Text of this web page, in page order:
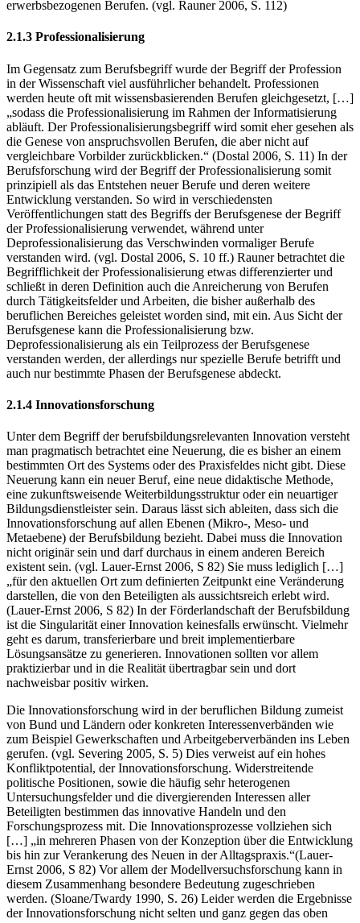
wurden. Sie befasst sich somit direkt mit der Entstehung von neuen
Im Gegensatz zum Berufsbegriff wurde der Begriff der Profession
in der Wissenschaft viel ausführlicher behandelt. Professionen
werden heute oft mit wissensbasierenden Berufen gleichgesetzt, […]
„sodass die Professionalisierung im Rahmen der Informatisierung
abläuft. Der Professionalisierungsbegriff wird somit eher gesehen als
die Genese von anspruchsvollen Berufen, die aber nicht auf
vergleichbare Vorbilder zurückblicken.“ (Dostal 2006, S. 11) In der
Berufsforschung wird der Begriff der Professionalisierung somit
prinzipiell als das Entstehen neuer Berufe und deren weitere
Entwicklung verstanden. So wird in verschiedensten
Veröffentlichungen statt des Begriffs der Berufsgenese der Begriff
der Professionalisierung verwendet, während unter
Deprofessionalisierung das Verschwinden vormaliger Berufe
verstanden wird. (vgl. Dostal 2006, S. 10 ff.) Rauner betrachtet die
Begrifflichkeit der Professionalisierung etwas differenzierter und
schließt in deren Definition auch die Anreicherung von Berufen
durch Tätigkeitsfelder und Arbeiten, die bisher außerhalb des
beruflichen Bereiches geleistet worden sind, mit ein. Aus Sicht der
Berufsgenese kann die Professionalisierung bzw.
Deprofessionalisierung als ein Teilprozess der Berufsgenese
verstanden werden, der allerdings nur spezielle Berufe betrifft und
Unter dem Begriff der berufsbildungsrelevanten Innovation versteht
man pragmatisch betrachtet eine Neuerung, die es bisher an einem
bestimmten Ort des Systems oder des Praxisfeldes nicht gibt. Diese
Neuerung kann ein neuer Beruf, eine neue didaktische Methode,
eine zukunftsweisende Weiterbildungsstruktur oder ein neuartiger
Bildungsdienstleister sein. Daraus lässt sich ableiten, dass sich die
Innovationsforschung auf allen Ebenen (Mikro-, Meso- und
Metaebene) der Berufsbildung bezieht. Dabei muss die Innovation
nicht originär sein und darf durchaus in einem anderen Bereich
existent sein. (vgl. Lauer-Ernst 2006, S 82) Sie muss lediglich […]
„für den aktuellen Ort zum definierten Zeitpunkt eine Veränderung
darstellen, die von den Beteiligten als aussichtsreich erlebt wird.
(Lauer-Ernst 2006, S 82) In der Förderlandschaft der Berufsbildung
ist die Singularität einer Innovation keinesfalls erwünscht. Vielmehr
geht es darum, transferierbare und breit implementierbare
Lösungsansätze zu generieren. Innovationen sollten vor allem
praktizierbar und in die Realität übertragbar sein und dort
Die Innovationsforschung wird in der beruflichen Bildung zumeist
von Bund und Ländern oder konkreten Interessenverbänden wie
zum Beispiel Gewerkschaften und Arbeitgeberverbänden ins Leben
gerufen. (vgl. Severing 2005, S. 5) Dies verweist auf ein hohes
Konfliktpotential, der Innovationsforschung. Widerstreitende
politische Positionen, sowie die häufig sehr heterogenen
Untersuchungsfelder und die divergierenden Interessen aller
Beteiligten bestimmen das innovative Handeln und den
Forschungsprozess mit. Die Innovationsprozesse vollziehen sich
[…] „in mehreren Phasen von der Konzeption über die Entwicklung
bis hin zur Verankerung des Neuen in der Alltagspraxis.“(Lauer-
Ernst 2006, S 82) Vor allem der Modellversuchsforschung kann in
diesem Zusammenhang besondere Bedeutung zugeschrieben
werden. (Sloane/Twardy 1990, S. 26) Leider werden die Ergebnisse